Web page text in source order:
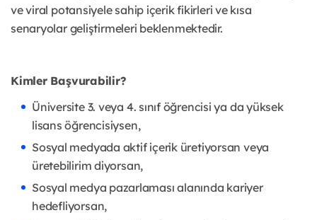
ve viral potansiyele sahip içerik fikirleri ve kısa
senaryolar geliştirmeleri beklenmektedir.
Kimler Başvurabilir?
Üniversite 3. veya 4. sınıf öğrencisi ya da yüksek
lisans öğrencisiysen,
Sosyal medyada aktif içerik üretiyorsan veya
üretebilirim diyorsan,
Sosyal medya pazarlaması alanında kariyer
hedefliyorsan,